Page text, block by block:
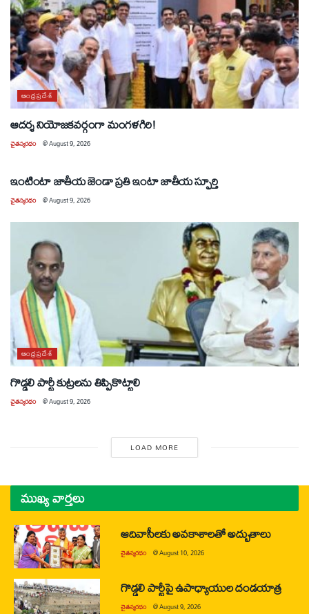
ఆంధ్రప్రదేశ్
ఆదర్శ నియోజకవర్గంగా మంగళగిరి!
చైతన్యరధం @August 9, 2026
ఆంధ్రప్రదేశ్
ఇంటింటా జాతీయ జెండా ప్రతి ఇంటా జాతీయ స్ఫూర్తి
చైతన్యరధం @August 9, 2026
ఆంధ్రప్రదేశ్
గొడ్డలి పార్టీ కుట్రలను తిప్పికొట్టాలి
చైతన్యరధం @August 9, 2026
LOAD MORE
ముఖ్య వార్తలు
ఆదివాసీలకు అవకాశాలతో అద్భుతాలు
చైతన్యరధం @August 10, 2026
గొడ్డలి పార్టీపై ఉపాధ్యాయుల దండయాత్ర
చైతన్యరధం @August 9, 2026